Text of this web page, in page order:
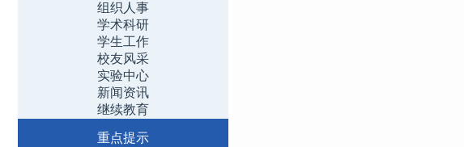
组织人事
学术科研
学生工作
校友风采
实验中心
新闻资讯
继续教育
重点提示